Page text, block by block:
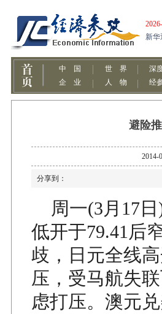
避险
分享到：
周一(3月17日
低开于79.41后
歧，日元全线
压，受马航失
虑打压。澳元